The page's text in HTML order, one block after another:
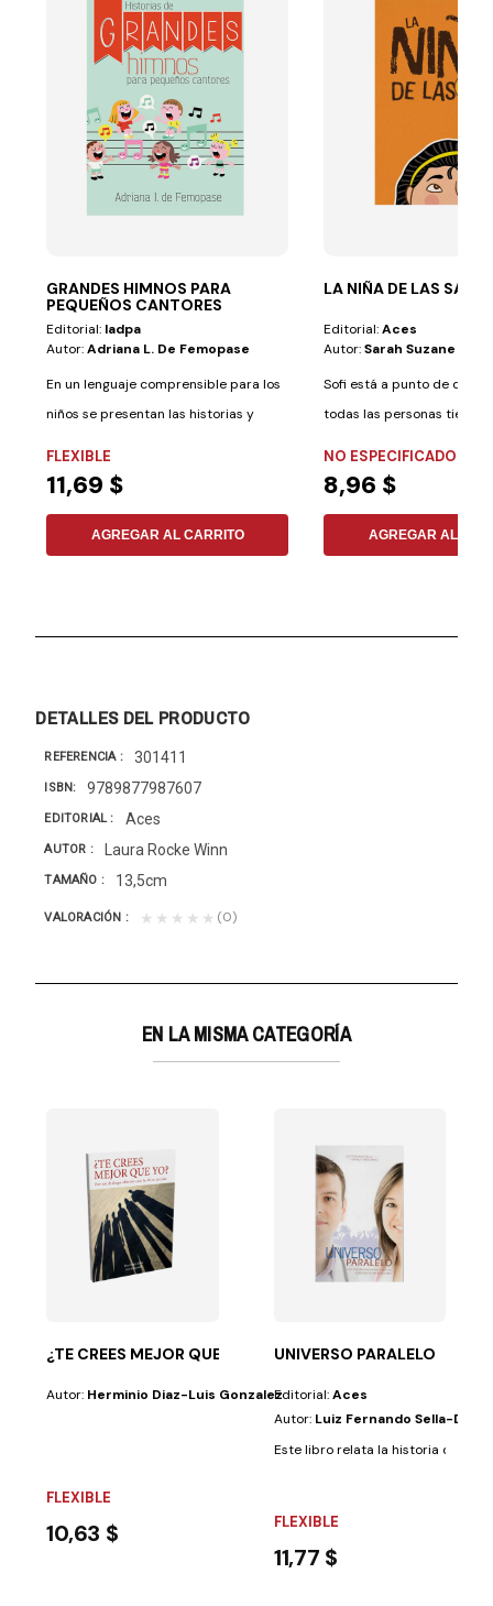
GRANDES HIMNOS PARA
PEQUEÑOS CANTORES
Editorial: Iadpa
Autor:Adriana L. De Femopase
En un lenguaje comprensible para los
niños se presentan las historias y
FLEXIBLE
11,69 $
AGREGAR AL CARRITO
LA NIÑA DE LAS
Editorial:Aces
Autor:Sarah Suzane
Sofi está a punto de
todas las personas tienen
NO ESPECIFICADO
8,96 $
AGREGAR AL
DETALLES DEL PRODUCTO
REFERENCIA 301411
ISBN 9789877987607
EDITORIAL Aces
AUTOR Laura Rocke Winn
TAMAÑO 13,5cm
VALORACIÓN ★★★★★ (0)
EN LA MISMA CATEGORÍA
y con...
la Nueva Era. Analiza sus pilares e identifica...
¿TE CREES MEJOR QUE YO?
Autor: Herminio Diaz-Luis Gonzalez
FLEXIBLE
10,63 $
UNIVERSO PARALELO
Editorial:Aces
Autor: Luiz Fernando Sella-
Este libro relata la historia de vida
FLEXIBLE
11,77 $